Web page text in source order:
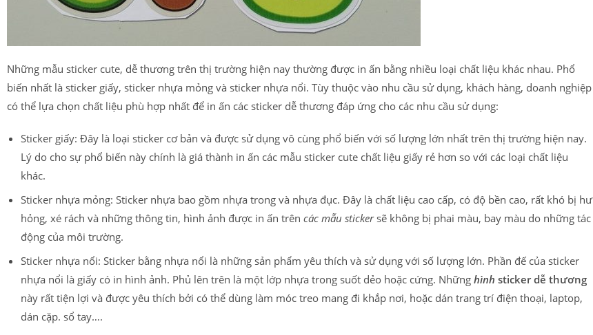
Những mẫu sticker cute, dễ thương trên thị trường hiện nay thường được in ấn bằng nhiều loại chất liệu khác nhau. Phổ
biến nhất là sticker giấy, sticker nhựa mỏng và sticker nhựa nổi. Tùy thuộc vào nhu cầu sử dụng, khách hàng, doanh nghiệp
có thể lựa chọn chất liệu phù hợp nhất để in ấn các sticker dễ thương đáp ứng cho các nhu cầu sử dụng:
Sticker giấy: Đây là loại sticker cơ bản và được sử dụng vô cùng phổ biến với số lượng lớn nhất trên thị trường hiện nay.
Lý do cho sự phổ biến này chính là giá thành in ấn các mẫu sticker cute chất liệu giấy rẻ hơn so với các loại chất liệu
khác.
Sticker nhựa mỏng: Sticker nhựa bao gồm nhựa trong và nhựa đục. Đây là chất liệu cao cấp, có độ bền cao, rất khó bị hư
hỏng, xé rách và những thông tin, hình ảnh được in ấn trên các mẫu sticker sẽ không bị phai màu, bay màu do những tác
động của môi trường.
Sticker nhựa nổi: Sticker bằng nhựa nổi là những sản phẩm yêu thích và sử dụng với số lượng lớn. Phần đế của sticker
nhựa nổi là giấy có in hình ảnh. Phủ lên trên là một lớp nhựa trong suốt dẻo hoặc cứng. Những hình sticker dễ thương
này rất tiện lợi và được yêu thích bởi có thể dùng làm móc treo mang đi khắp nơi, hoặc dán trang trí điện thoại, laptop,
dán cặp. sổ tay….